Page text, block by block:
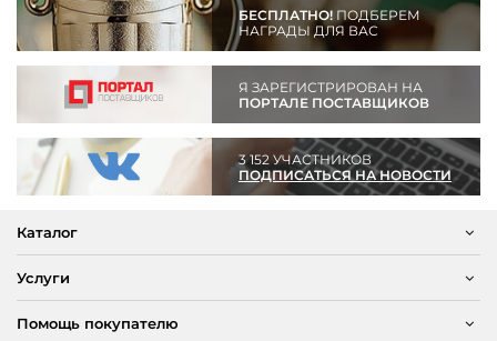
БЕСПЛАТНО!ПОДБЕРЕМ
НАГРАДЫ ДЛЯ ВАС
Я ЗАРЕГИСТРИРОВАН НА
ПОРТАЛЕ ПОСТАВЩИКОВ
3 152 УЧАСТНИКОВ
ПОДПИСАТЬСЯ НА НОВОСТИ
Каталог
Услуги
Помощь покупателю